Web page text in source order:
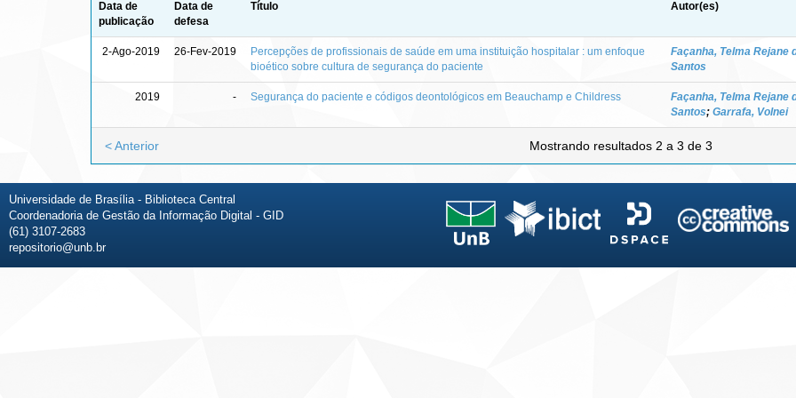
Data de
publicação
Data de
defesa
Título Autor(es)
2-Ago-2019 26-Fev-2019
Percepções de profissionais de saúde em uma instituição hospitalar : um enfoque
bioético sobre cultura de segurança do paciente
Façanha, Telma Rejane
Santos
2019 - Segurança do paciente e códigos deontológicos em Beauchamp e Childress
Façanha, Telma Rejane
Santos; Garrafa, Volnei
Mostrando resultados 2 a 3 de 3
< Anterior
Universidade de Brasília - Biblioteca Central
Coordenadoria de Gestão da Informação Digital - GID
(61) 3107-2683
repositorio@unb.br